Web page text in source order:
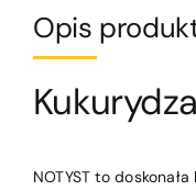
kiszonka
Opis
NOTYST to